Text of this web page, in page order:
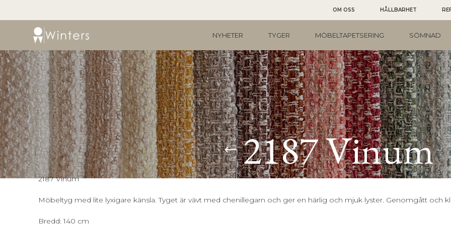
OM OSS HÅLLBARHET
NYHETER TYGER MÖBELTAPETSERING SÖMNAD
2187 Vinum
2187 Vinum
Möbeltyg med lite lyxigare känsla. Tyget är vävt med chenillegarn och ger en härlig och mjuk lyster. Genomgått och
Bredd: 140 cm